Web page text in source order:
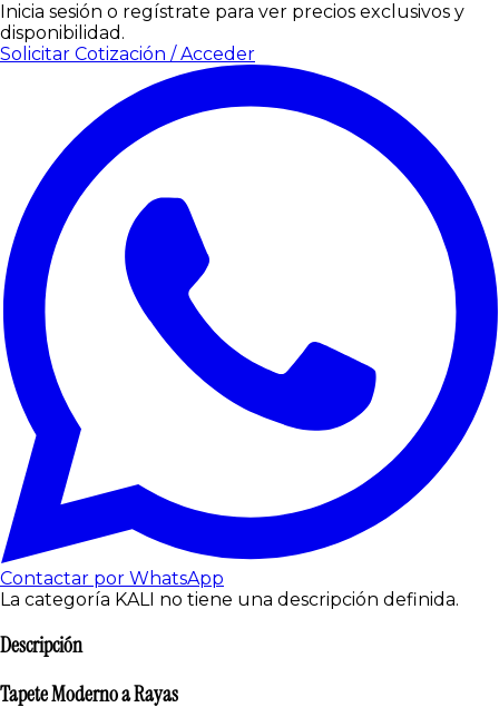
Inicia sesión o regístrate para ver precios exclusivos y
disponibilidad.
Solicitar Cotización / Acceder
Contactar por WhatsApp
La categoría KALI no tiene una descripción definida.
Descripción
Tapete Moderno a Rayas